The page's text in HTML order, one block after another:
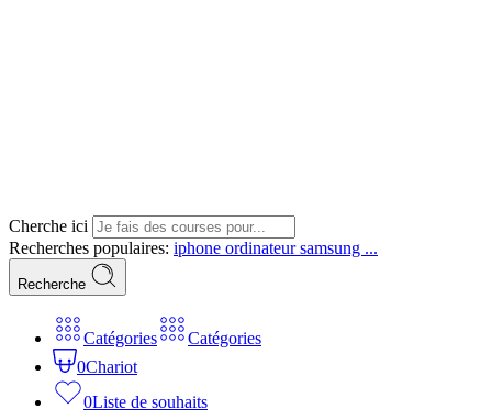
Cherche ici
Recherches populaires: iphone ordinateursamsung ...
Recherche
Catégories
Catégories
0Chariot
0Liste de souhaits